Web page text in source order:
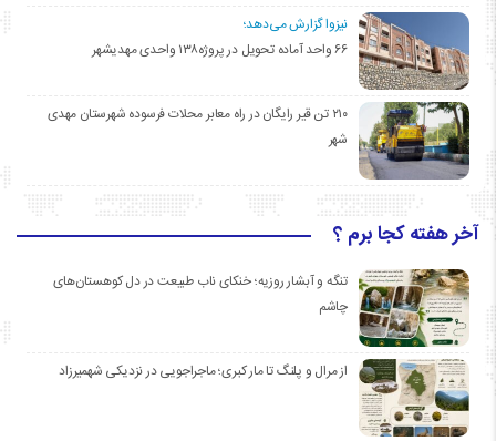
نیزوا گزارش می‌دهد؛
۶۶ واحد آماده تحویل در پروژه۱۳۸ واحدی مهدیشهر
۲۱۰ تن قیر رایگان در راه معابر محلات فرسوده شهرستان مهدی
شهر
آخر هفته کجا برم ؟
تنگه و آبشار روزیه؛ خنکای ناب طبیعت در دل کوهستان‌های
چاشم
از مرال و پلنگ تا مار کبری؛ ماجراجویی در نزدیکی شهمیرزاد